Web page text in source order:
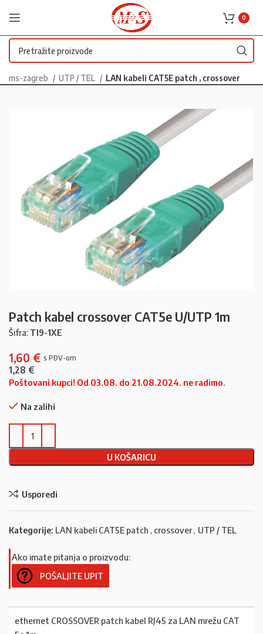
0
ms-zagreb UTP / TEL LAN kabeli CAT5E patch , crossover
Patch kabel crossover CAT5e U/UTP 1m
Šifra: TI9-1XE
1,60 €
1,28 €
Poštovani kupci! Od 03.08. do 21.08.2024. ne radimo.
Na zalihi
U KOŠARICU
Usporedi
Kategorije: LAN kabeli CAT5E patch , crossover, UTP / TEL
Ako imate pitanja o proizvodu:
POŠALJITE UPIT
ethernet CROSSOVER patch kabel RJ45 za LAN mrežu CAT